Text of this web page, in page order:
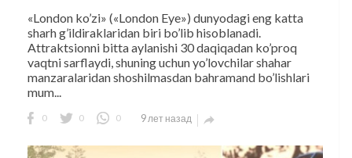
«London ko’zi» («London Eye») dunyodagi eng katta
sharh g’ildiraklaridan biri bo’lib hisoblanadi.
Attraktsionni bitta aylanishi 30 daqiqadan ko’proq
vaqtni sarflaydi, shuning uchun yo’lovchilar shahar
manzaralaridan shoshilmasdan bahramand bo’lishlari
mum...
0 0 0 9 лет назад 